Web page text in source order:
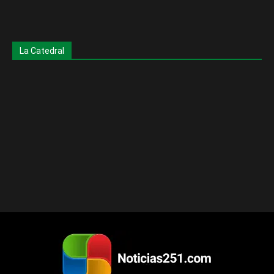
La Catedral